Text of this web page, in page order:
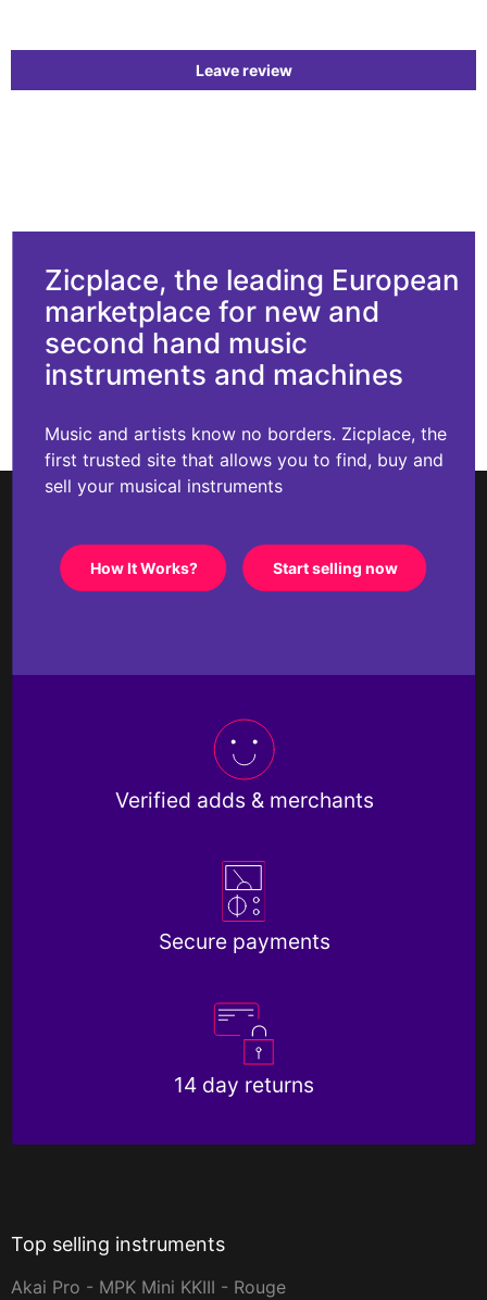
Leave review
Zicplace, the leading European
marketplace for new and
second hand music
instruments and machines
Music and artists know no borders. Zicplace, the
first trusted site that allows you to find, buy and
sell your musical instruments
How It Works? Start selling now
Verified adds & merchants
Secure payments
14 day returns
Top selling instruments
Akai Pro - MPK Mini KKIII - Rouge